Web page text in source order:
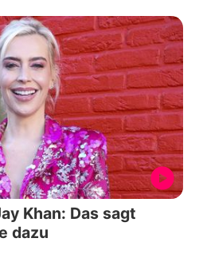
Khan: Das sagt
dazu